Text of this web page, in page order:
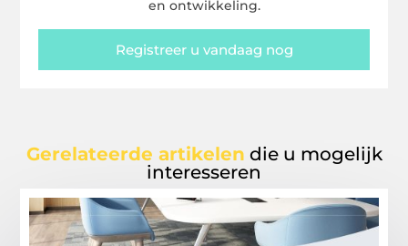
en ontwikkeling.
Registreer u vandaag nog
Gerelateerde artikelen die u mogelijk
interesseren